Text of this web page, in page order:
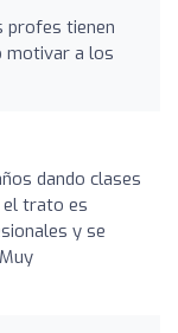
profes tienen
motivar a los
dando clases
el trato es
y se